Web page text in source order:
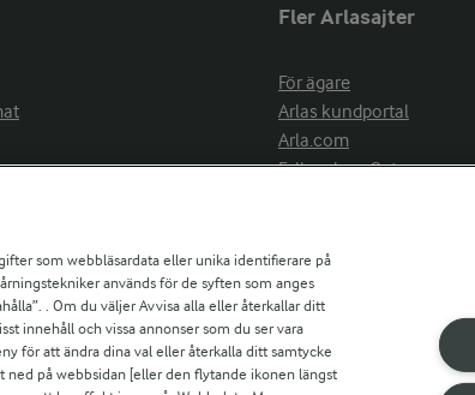
Fler Arlasajter
För ägare
Arlas kundportal
Arla.com
Falbygdens Ost
som webbläsardata eller unika identifierare på
används för de syften som anges
. Om du väljer Avvisa alla eller återkallar ditt
innehåll och vissa annonser som du ser vara
för att ändra dina val eller återkalla ditt samtycke
ned på webbsidan [eller den flytande ikonen längst